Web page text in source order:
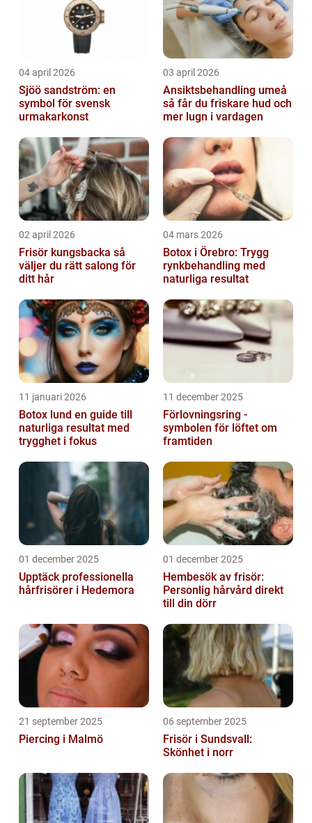
04 april 2026
Sjöö sandström: en
symbol för svensk
urmakarkonst
03 april 2026
Ansiktsbehandling umeå
så får du friskare hud och
mer lugn i vardagen
02 april 2026
Frisör kungsbacka så
väljer du rätt salong för
ditt hår
04 mars 2026
Botox i Örebro: Trygg
rynkbehandling med
naturliga resultat
11 januari 2026
Botox lund en guide till
naturliga resultat med
trygghet i fokus
11 december 2025
Förlovningsring -
symbolen för löftet om
framtiden
01 december 2025
Upptäck professionella
hårfrisörer i Hedemora
01 december 2025
Hembesök av frisör:
Personlig hårvård direkt
till din dörr
21 september 2025
Piercing i Malmö
06 september 2025
Frisör i Sundsvall:
Skönhet i norr